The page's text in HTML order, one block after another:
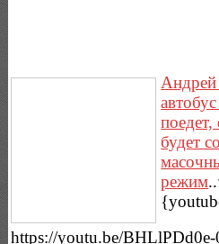
поедет,
будет
режим..
https://youtu.be/